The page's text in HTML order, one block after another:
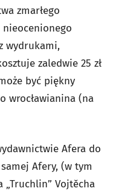
zmarłego
nieocenionego
wydrukami,
zaledwie 25 zł
być piękny
wrocławianina (na
Afera do
Afery, (w tym
Vojtěcha